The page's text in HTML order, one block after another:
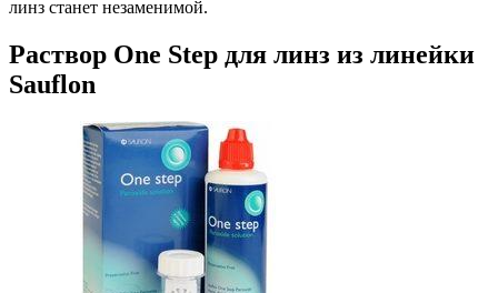
линз станет незаменимой.
Раствор One Step для линз из линейки
Sauflon